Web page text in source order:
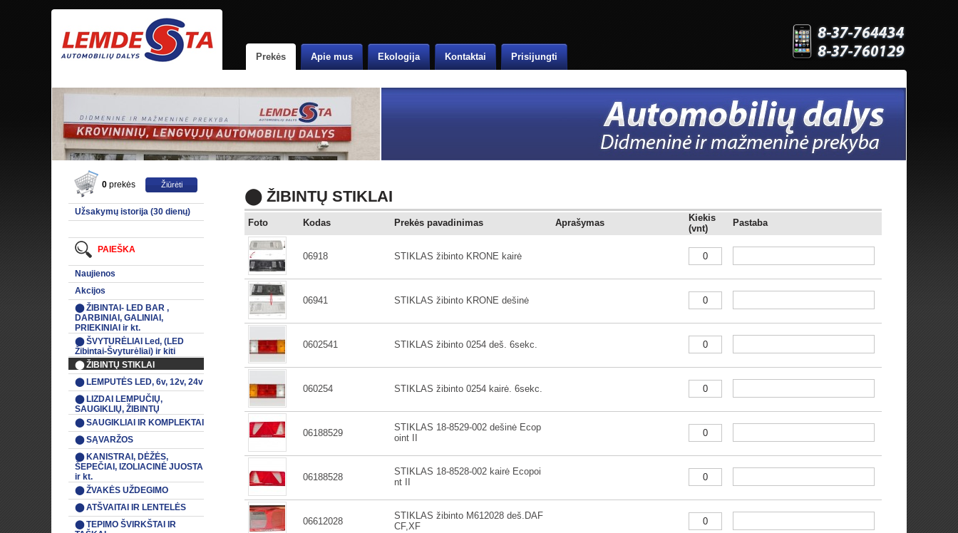
Prekės Apie mus Ekologija Kontaktai Prisijungti
0 prekės Žiūrėti
Užsakymų istorija (30 dienų)
PAIEŠKA
Naujienos
Akcijos
⬤ ŽIBINTAI- LED BAR ,
DARBINIAI, GALINIAI,
PRIEKINIAI ir kt.
⬤ ŠVYTURĖLIAI Led, (LED
Žibintai-Švyturėliai) ir kiti
⬤ ŽIBINTŲ STIKLAI
⬤ LEMPUTĖS LED, 6v, 12v, 24v
⬤ LIZDAI LEMPUČIŲ,
SAUGIKLIŲ, ŽIBINTŲ
⬤ SAUGIKLIAI IR KOMPLEKTAI
⬤ SĄVARŽOS
⬤ KANISTRAI, DĖŽĖS,
ŠEPEČIAI, IZOLIACINĖ JUOSTA
ir kt.
⬤ ŽVAKĖS UŽDEGIMO
⬤ ATŠVAITAI IR LENTELĖS
⬤ TEPIMO ŠVIRKŠTAI IR
⬤ ŽIBINTŲ STIKLAI
Foto Kodas Prekės pavadinimas Aprašymas
Kiekis
(vnt)
Pastaba
06918 STIKLAS žibinto KRONE kairė
06941 STIKLAS žibinto KRONE dešinė
0602541 STIKLAS žibinto 0254 deš. 6sekc.
060254 STIKLAS žibinto 0254 kairė. 6sekc.
06188529
STIKLAS 18-8529-002 dešinė Ecop
oint II
06188528
STIKLAS 18-8528-002 kairė Ecopoi
nt II
06612028
STIKLAS žibinto M612028 deš.DAF
CF,XF